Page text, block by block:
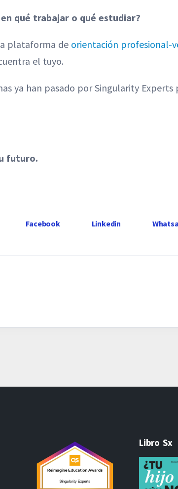
qué trabajar o qué estudiar?
plataforma de orientación profesional-
el tuyo.
ya han pasado por Singularity
futuro.
Facebook Linkedin
Libro Sx